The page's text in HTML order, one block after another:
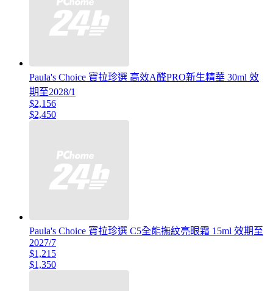
Paula's Choice 寶拉珍選 高效A醛PRO新生精華 30ml 效
期至2028/1
$2,156
$2,450
Paula's Choice 寶拉珍選 C5全能撫紋亮眼霜 15ml 效期至
2027/7
$1,215
$1,350